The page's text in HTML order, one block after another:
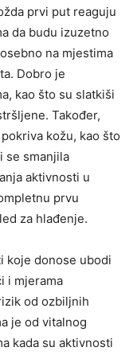
prvi put reaguju
da budu izuzetno
na mjestima
Dobro je
kao što su slatkiši
Također,
kožu, kao što
se smanjila
aktivnosti u
prvu
za hlađenje.
koje donose ubodi
i mjerama
od ozbiljnih
je od vitalnog
kada su aktivnosti